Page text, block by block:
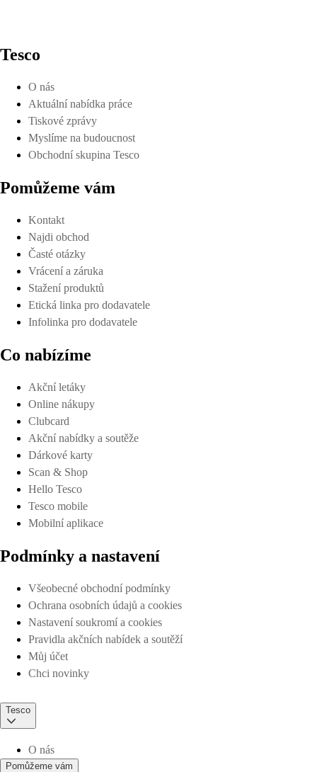
Tesco
O nás
Aktuální nabídka práce
Tiskové zprávy
Myslíme na budoucnost
Obchodní skupina Tesco
Pomůžeme vám
Kontakt
Najdi obchod
Časté otázky
Vrácení a záruka
Stažení produktů
Etická linka pro dodavatele
Infolinka pro dodavatele
Co nabízíme
Akční letáky
Online nákupy
Clubcard
Akční nabídky a soutěže
Dárkové karty
Scan & Shop
Hello Tesco
Tesco mobile
Mobilní aplikace
Podmínky a nastavení
Všeobecné obchodní podmínky
Ochrana osobních údajů a cookies
Nastavení soukromí a cookies
Pravidla akčních nabídek a soutěží
Můj účet
Chci novinky
Tesco
O nás
Pomůžeme vám